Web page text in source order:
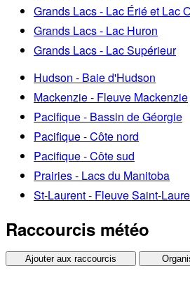
Grands Lacs - Lac Érié et Lac
Grands Lacs - Lac Huron
Grands Lacs - Lac Supérieur
Hudson - Baie d'Hudson
Mackenzie - Fleuve Mackenzie
Pacifique - Bassin de Géorgie
Pacifique - Côte nord
Pacifique - Côte sud
Prairies - Lacs du Manitoba
St-Laurent - Fleuve Saint-
Raccourcis météo
Ajouter aux raccourcis